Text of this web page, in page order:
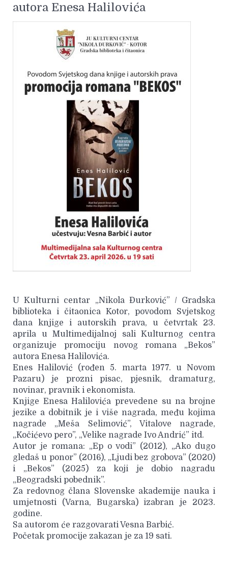
autora Enesa Halilovića
U Kulturni centar „Nikola Đurković” / Gradska
biblioteka i čitaonica Kotor, povodom Svjetskog
dana knjige i autorskih prava, u četvrtak 23.
aprila u Multimedijalnoj sali Kulturnog centra
organizuje promociju novog romana „Bekos”
autora Enesa Halilovića.
Enes Halilović (rođen 5. marta 1977. u Novom
Pazaru) je prozni pisac, pjesnik, dramaturg,
novinar, pravnik i ekonomista.
Knjige Enesa Halilovića prevedene su na brojne
jezike a dobitnik je i više nagrada, među kojima
nagrade „Meša Selimović”, Vitalove nagrade,
„Kočićevo pero”, „Velike nagrade Ivo Andrić” itd.
Autor je romana: „Ep o vodi” (2012), „Ako dugo
gledaš u ponor” (2016), „Ljudi bez grobova” (2020)
i „Bekos” (2025) za koji je dobio nagradu
„Beogradski pobednik”.
Za redovnog člana Slovenske akademije nauka i
umjetnosti (Varna, Bugarska) izabran je 2023.
godine.
Sa autorom će razgovarati Vesna Barbić.
Početak promocije zakazan je za 19 sati.